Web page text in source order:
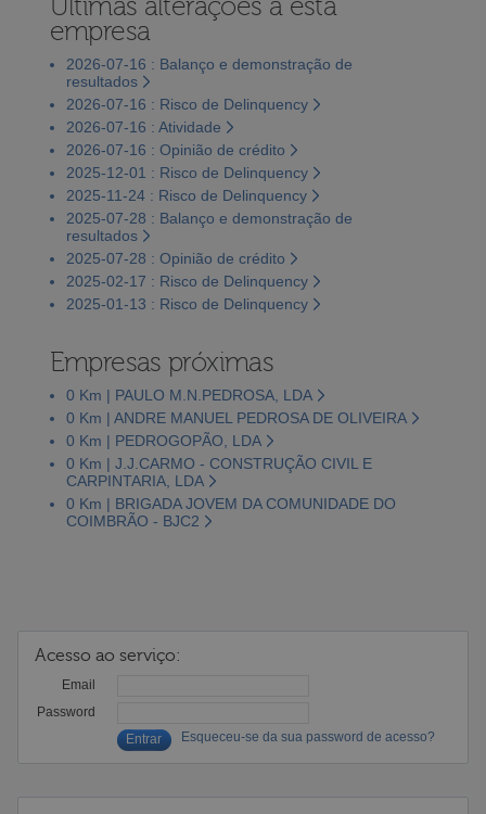
Últimas alterações a esta
empresa
2026-07-16 : Balanço e demonstração de
resultados
2026-07-16 : Risco de Delinquency
2026-07-16 : Atividade
2026-07-16 : Opinião de crédito
2025-12-01 : Risco de Delinquency
2025-11-24 : Risco de Delinquency
2025-07-28 : Balanço e demonstração de
resultados
2025-07-28 : Opinião de crédito
2025-02-17 : Risco de Delinquency
2025-01-13 : Risco de Delinquency
Empresas próximas
0 Km | PAULO M.N.PEDROSA, LDA
0 Km | ANDRE MANUEL PEDROSA DE OLIVEIRA
0 Km | PEDROGOPÃO, LDA
0 Km | J.J.CARMO - CONSTRUÇÃO CIVIL E
CARPINTARIA, LDA
0 Km | BRIGADA JOVEM DA COMUNIDADE DO
COIMBRÃO - BJC2
Acesso ao serviço:
Email
Password
Esqueceu-se da sua password de acesso?